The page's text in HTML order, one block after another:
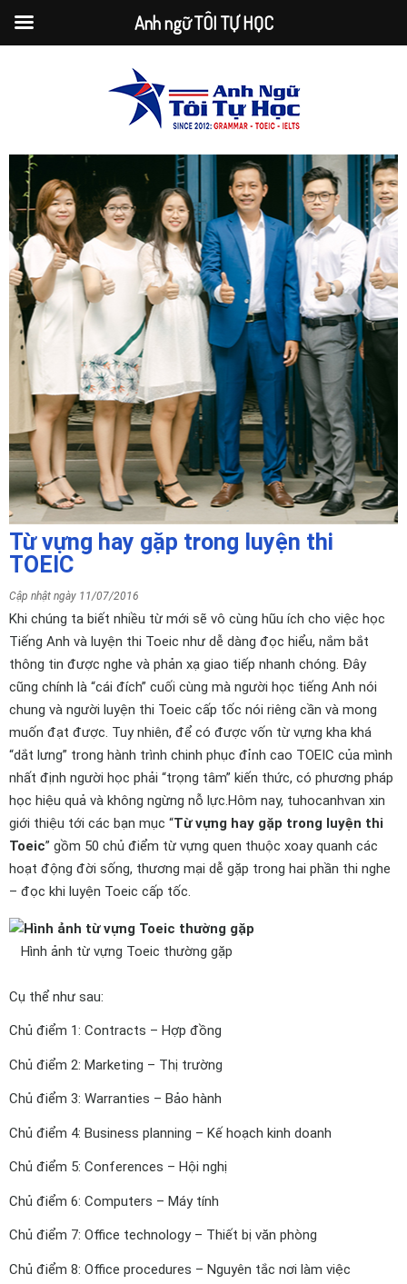
Từ vựng hay gặp trong luyện thi
TOEIC
Cập nhật ngày 11/07/2016
Khi chúng ta biết nhiều từ mới sẽ vô cùng hũu ích cho việc học
Tiếng Anh và luyện thi Toeic như dễ dàng đọc hiểu, nắm bắt
thông tin được nghe và phản xạ giao tiếp nhanh chóng. Đây
cũng chính là “cái đích” cuối cùng mà người học tiếng Anh nói
chung và người luyện thi Toeic cấp tốc nói riêng cần và mong
muốn đạt được. Tuy nhiên, để có được vốn từ vựng kha khá
“dắt lưng” trong hành trình chinh phục đỉnh cao TOEIC của mình
nhất định người học phải “trọng tâm” kiến thức, có phương pháp
học hiệu quả và không ngừng nỗ lực.Hôm nay, tuhocanhvan xin
giới thiệu tới các bạn mục “Từ vựng hay gặp trong luyện thi
Toeic” gồm 50 chủ điểm từ vựng quen thuộc xoay quanh các
hoạt động đời sống, thương mại dễ gặp trong hai phần thi nghe
– đọc khi luyện Toeic cấp tốc.
Hình ảnh từ vựng Toeic thường gặp
Cụ thể như sau:
Chủ điểm 1: Contracts – Hợp đồng
Chủ điểm 2: Marketing – Thị trường
Chủ điểm 3: Warranties – Bảo hành
Chủ điểm 4: Business planning – Kế hoạch kinh doanh
Chủ điểm 5: Conferences – Hội nghị
Chủ điểm 6: Computers – Máy tính
Chủ điểm 7: Office technology – Thiết bị văn phòng
Chủ điểm 8: Office procedures – Nguyên tắc nơi làm việc
Anh ngữ TÔI TỰ HỌC